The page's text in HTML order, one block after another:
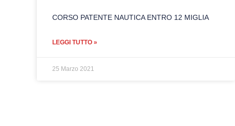
CORSO PATENTE NAUTICA ENTRO 12 MIGLIA
LEGGI TUTTO »
25 Marzo 2021